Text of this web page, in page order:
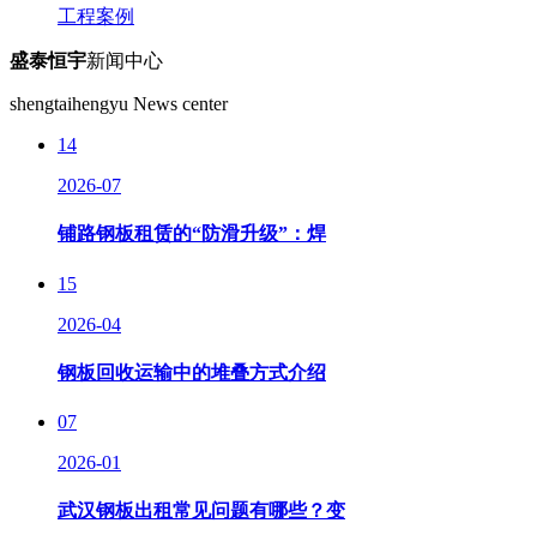
工程案例
盛泰恒宇新闻中心
shengtaihengyu News center
14
2026-07
铺路钢板租赁的“防滑升级”：焊
15
2026-04
钢板回收运输中的堆叠方式介绍
07
2026-01
武汉钢板出租常见问题有哪些？变